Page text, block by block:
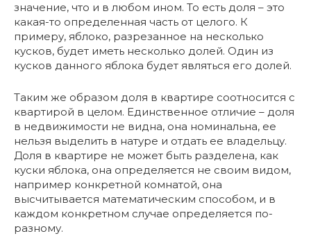
значение, что и в любом ином. То есть доля – это
какая-то определенная часть от целого. К
примеру, яблоко, разрезанное на несколько
кусков, будет иметь несколько долей. Один из
кусков данного яблока будет являться его долей.
Таким же образом доля в квартире соотносится с
квартирой в целом. Единственное отличие – доля
в недвижимости не видна, она номинальна, ее
нельзя выделить в натуре и отдать ее владельцу.
Доля в квартире не может быть разделена, как
куски яблока, она определяется не своим видом,
например конкретной комнатой, она
высчитывается математическим способом, и в
каждом конкретном случае определяется по-
разному.